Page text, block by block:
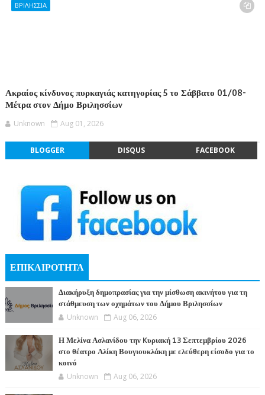
ΒΡΙΛΗΣΣΙΑ
Ακραίος κίνδυνος πυρκαγιάς κατηγορίας 5 το Σάββατο 01/08-
Μέτρα στον Δήμο Βριλησσίων
Unknown Aug 01, 2026
BLOGGER DISQUS FACEBOOK
ΕΠΙΚΑΙΡΟΤΗΤΑ
Διακήρυξη δημοπρασίας για την μίσθωση ακινήτου για τη
στάθμευση των οχημάτων του Δήμου Βριλησσίων
Unknown Aug 06, 2026
Η Μελίνα Ασλανίδου την Kυριακή 13 Σεπτεμβρίου 2026
στο θέατρο Αλίκη Βουγιουκλάκη με ελεύθερη είσοδο για το
κοινό
Unknown Aug 06, 2026